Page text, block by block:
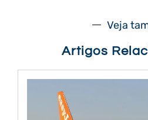
Veja
Artigos